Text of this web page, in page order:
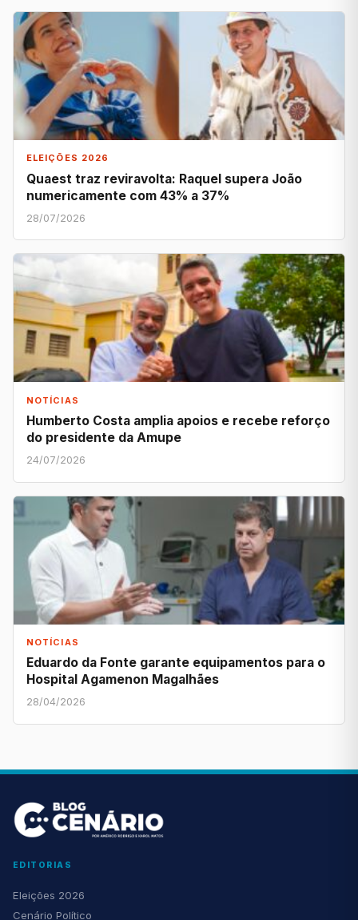
ELEIÇÕES 2026
Quaest traz reviravolta: Raquel supera João
numericamente com 43% a 37%
28/07/2026
NOTÍCIAS
Humberto Costa amplia apoios e recebe reforço
do presidente da Amupe
24/07/2026
NOTÍCIAS
Eduardo da Fonte garante equipamentos para o
Hospital Agamenon Magalhães
28/04/2026
EDITORIAS
Eleições 2026
Cenário Político